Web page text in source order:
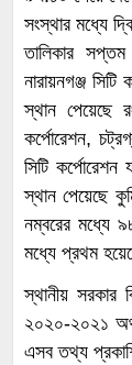
সংস্থার মধ্যে
তালিকার সপ্তম
নারায়নগঞ্জ
স্থান পেয়েছে
কর্পোরেশন,
সিটি
স্থান পেয়েছে
নম্বরের মধ্যে
মধ্যে প্রথম
স্থানীয় সরকার
২০২০-২০২১
এসব তথ্য